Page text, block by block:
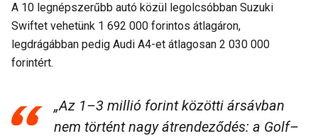
A 10 legnépszerűbb autó közül legolcsóbban Suzuki
Swiftet vehetünk 1 692 000 forintos átlagáron,
legdrágábban pedig Audi A4-et átlagosan 2 030 000
forintért.
„Az 1–3 millió forint közötti ársávban
nem történt nagy átrendeződés: a Golf–